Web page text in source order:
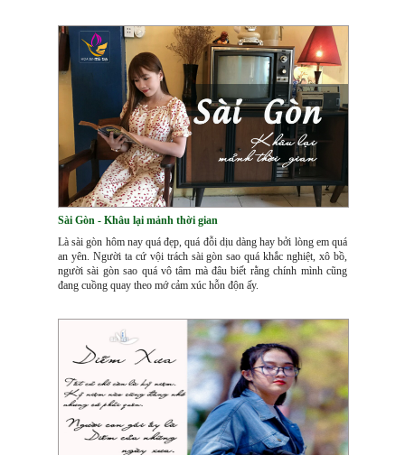
Sài Gòn - Khâu lại mảnh thời gian
Là sài gòn hôm nay quá đẹp, quá đỗi dịu dàng hay bởi lòng em quá
an yên. Người ta cứ vội trách sài gòn sao quá khắc nghiệt, xô bồ,
người sài gòn sao quá vô tâm mà đâu biết rằng chính mình cũng
đang cuồng quay theo mớ cảm xúc hỗn độn ấy.